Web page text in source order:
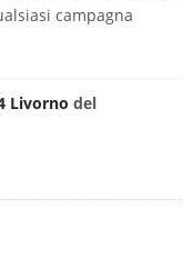
campagna
Livorno del